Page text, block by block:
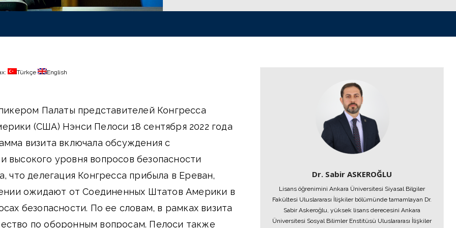
Türkçe English
Палаты представителей Конгресса
(США) Нэнси Пелоси 18 сентября 2022 года
визита включала обсуждения с
высокого уровня вопросов безопасности
что делегация Конгресса прибыла в Ереван,
ожидают от Соединенных Штатов Америки в
безопасности. По ее словам, в рамках визита
по оборонным вопросам. Пелоси также
Dr. Sabir ASKEROĞLU
Lisans öğrenimini Ankara Üniversitesi Siyasal Bilgiler
Fakültesi Uluslararası İlişkiler bölümünde tamamlayan Dr.
Sabir Askeroğlu, yüksek lisans derecesini Ankara
Üniversitesi Sosyal Bilimler Enstitüsü Uluslararası İlişkiler